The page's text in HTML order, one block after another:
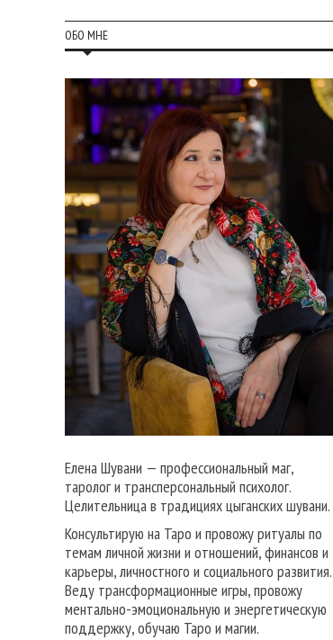
ОБО МНЕ
Елена Шувани — профессиональный маг,
таролог и трансперсональный психолог.
Целительница в традициях цыганских шувани.
Консультирую на Таро и провожу ритуалы по
темам личной жизни и отношений, финансов и
карьеры, личностного и социального развития.
Веду трансформационные игры, провожу
ментально-эмоциональную и энергетическую
поддержку, обучаю Таро и магии.